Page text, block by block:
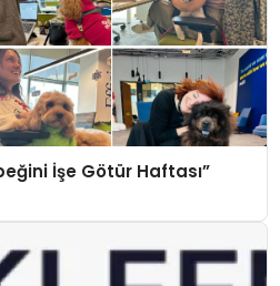
İşe Götür Haftası”